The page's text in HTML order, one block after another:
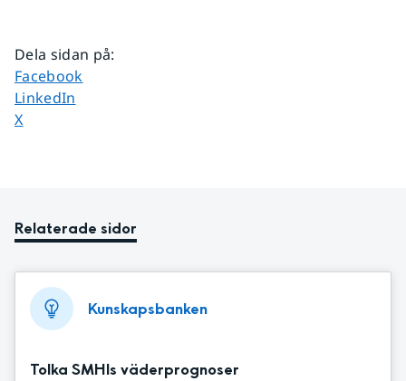
Dela sidan på:
Dela sidan på
Facebook
Dela sidan på
LinkedIn
Dela sidan på
X
Relaterade sidor
Kunskapsbanken
Tolka SMHIs väderprognoser